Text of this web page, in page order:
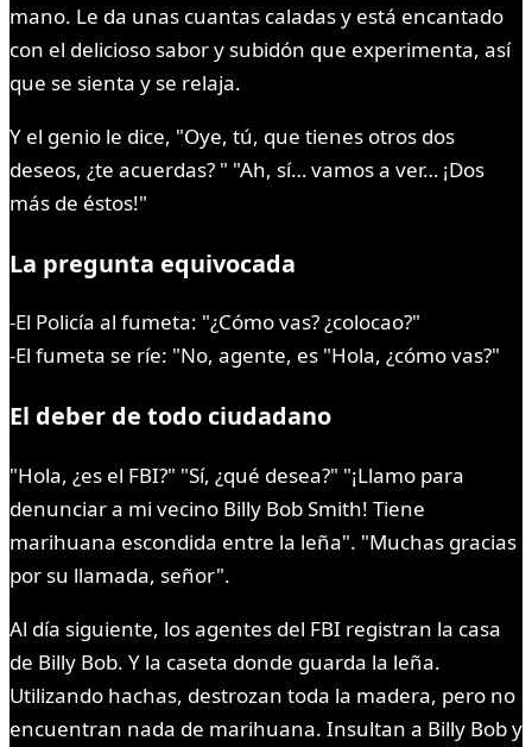
mano. Le da unas cuantas caladas y está encantado
con el delicioso sabor y subidón que experimenta, así
que se sienta y se relaja.
Y el genio le dice, "Oye, tú, que tienes otros dos
deseos, ¿te acuerdas? " "Ah, sí… vamos a ver… ¡Dos
más de éstos!"
La pregunta equivocada
-El Policía al fumeta: "¿Cómo vas? ¿colocao?"
-El fumeta se ríe: "No, agente, es "Hola, ¿cómo vas?"
El deber de todo ciudadano
"Hola, ¿es el FBI?" "Sí, ¿qué desea?" "¡Llamo para
denunciar a mi vecino Billy Bob Smith! Tiene
marihuana escondida entre la leña". "Muchas gracias
por su llamada, señor".
Al día siguiente, los agentes del FBI registran la casa
de Billy Bob. Y la caseta donde guarda la leña.
Utilizando hachas, destrozan toda la madera, pero no
encuentran nada de marihuana. Insultan a Billy Bob y